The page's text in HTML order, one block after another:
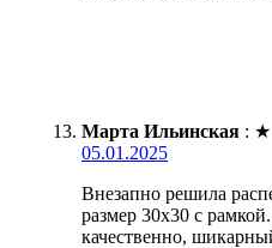
Марта Ильинская : ★
05.01.2025
Внезапно решила
размер 30х30 с
качественно,